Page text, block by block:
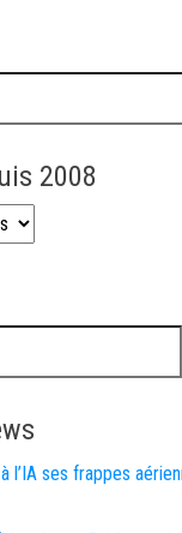
2008
l’IA ses frappes